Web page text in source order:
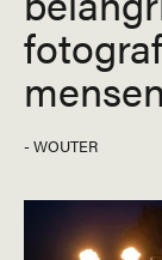
- WOUTER